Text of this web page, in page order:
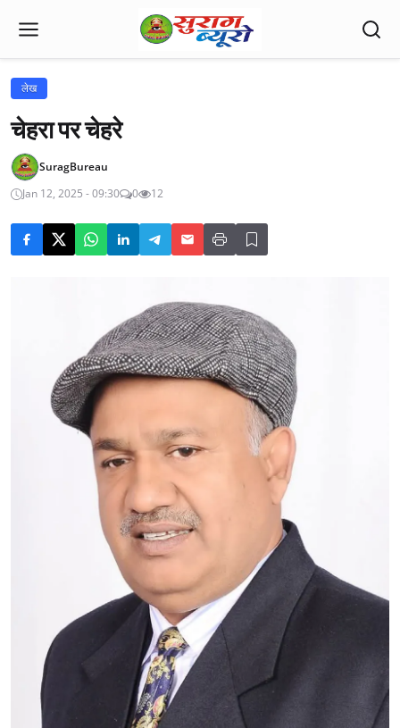
लेख
चेहरा पर चेहरे
SuragBureau
Jan 12, 2025 - 09:30
0 12